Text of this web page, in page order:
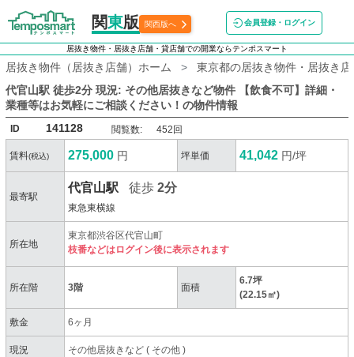
関東版 関西版へ 会員登録・ログイン
居抜き物件・居抜き店舗・貸店舗での開業ならテンポスマート
居抜き物件（居抜き店舗）ホーム
東京都の居抜き物件・居抜き
代官山駅 徒歩2分 現況: その他居抜きなど物件 【飲食不可】詳細・
業種等はお気軽にご相談ください！ の物件情報
ID 141128 閲覧数: 452回
賃料(税込) 275,000 円 坪単価 41,042 円/坪
最寄駅
代官山駅 徒歩2分
東急東横線
所在地
東京都渋谷区代官山町
枝番などはログイン後に表示されます
所在階 3階 面積
6.7坪
(22.15㎡)
敷金 6ヶ月
現況 その他居抜きなど( その他)